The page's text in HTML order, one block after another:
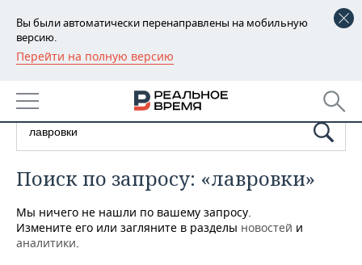
Вы были автоматически перенаправлены на мобильную
версию.
Перейти на полную версию
РЕГИОНЫ
БАШКОРТОСТАН
ТАТАРСТАН
УДМУРТИЯ
НОВОСТИ
АНАЛИТИКА
НОВОСТИ АНАЛИТИКИ
ДЕКЛАРАЦИИ О ДОХОДАХ
КОРОЛИ ГОСЗАКАЗА ПФО
ЭКОНОМИКА
НОВОСТИ ЭКОНОМИКИ
ФИНАНСЫ
ПРОМЫШЛЕННОСТЬ
НОВОСТИ
НЕДВИЖИМОСТЬ
Поиск по запросу: «лавровки»
Мы ничего не нашли по вашему запросу.
Измените его или загляните в разделы новостей и
аналитики.